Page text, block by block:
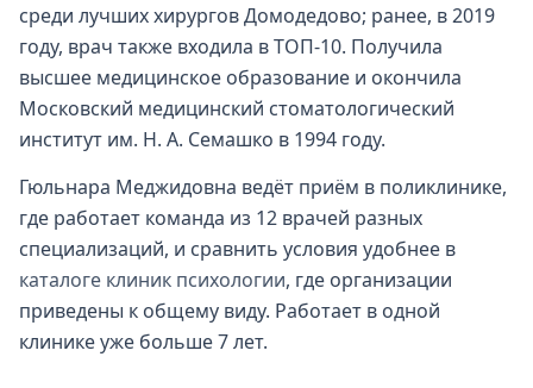
среди лучших хирургов Домодедово; ранее, в 2019
году, врач также входила в ТОП-10. Получила
высшее медицинское образование и окончила
Московский медицинский стоматологический
институт им. Н. А. Семашко в 1994 году.
Гюльнара Меджидовна ведёт приём в поликлинике,
где работает команда из 12 врачей разных
специализаций, и сравнить условия удобнее в
каталоге клиник психологии, где организации
приведены к общему виду. Работает в одной
клинике уже больше 7 лет.